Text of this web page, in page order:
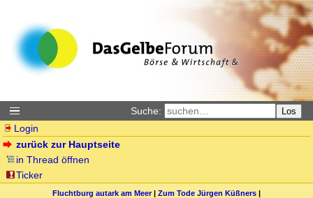
Suche: Los
Login
zurück zur Hauptseite
in Thread öffnen
Ticker
Fluchtburg autark am Meer| Zum Tode Jürgen Küßners |